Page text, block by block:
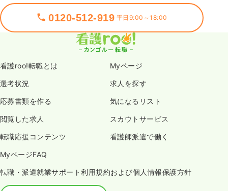
0120-512-919 平日9:00～18:00
看護roo!転職とは Myページ
選考状況 求人を探す
応募書類を作る 気になるリスト
閲覧した求人 スカウトサービス
転職応援コンテンツ 看護師派遣で働く
MyページFAQ
転職・派遣就業サポート利用規約および個人情報保護方針